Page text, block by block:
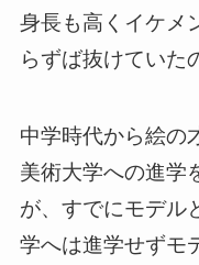
身長も高くイケメ
らずば抜けていた
中学時代から絵の
美術大学への進学
が、すでにモデル
学へは進学せずモ